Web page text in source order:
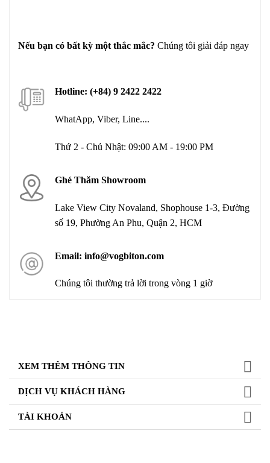
Nếu bạn có bất kỳ một thắc mắc? Chúng tôi giải đáp ngay
Hotline: (+84) 9 2422 2422
WhatApp, Viber, Line....
Thứ 2 - Chủ Nhật: 09:00 AM - 19:00 PM
Ghé Thăm Showroom
Lake View City Novaland, Shophouse 1-3, Đường
số 19, Phường An Phu, Quận 2, HCM
Email: info@vogbiton.com
Chúng tôi thường trả lời trong vòng 1 giờ
XEM THÊM THÔNG TIN
DỊCH VỤ KHÁCH HÀNG
TÀI KHOẢN